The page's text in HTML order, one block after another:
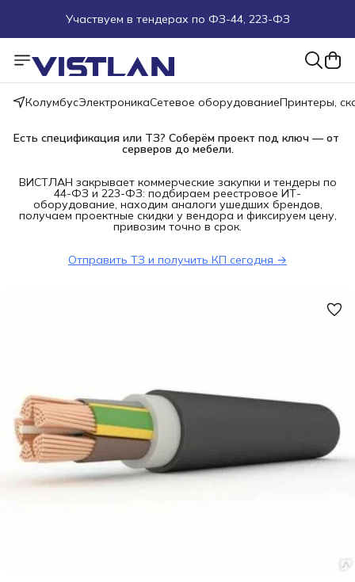
Участвуем в тендерах по ФЗ-44, 223-ФЗ
КолумбусЭлектроникаСетевое оборудованиеПринтеры,
Есть спецификация или ТЗ? Соберём проект под ключ — от
серверов до мебели.
ВИСТЛАН закрывает коммерческие закупки и тендеры по
44-ФЗ и 223-ФЗ: подбираем реестровое ИТ-
оборудование, находим аналоги ушедших брендов,
получаем проектные скидки у вендора и фиксируем цену,
привозим точно в срок.
Отправить ТЗ и получить КП сегодня →